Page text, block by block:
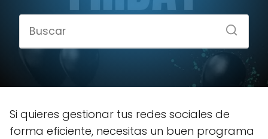
Si quieres gestionar tus redes sociales de
forma eficiente, necesitas un buen programa